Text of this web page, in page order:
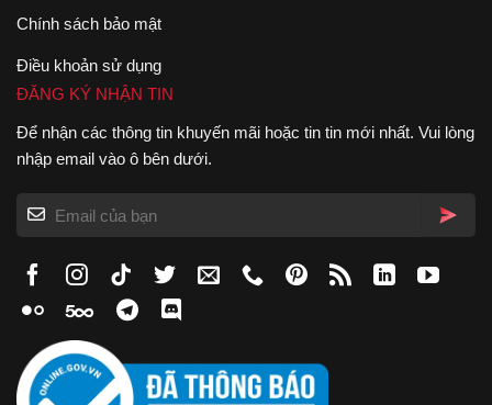
Chính sách bảo mật
Điều khoản sử dụng
ĐĂNG KÝ NHẬN TIN
Để nhận các thông tin khuyến mãi hoặc tin tin mới nhất. Vui lòng
nhập email vào ô bên dưới.